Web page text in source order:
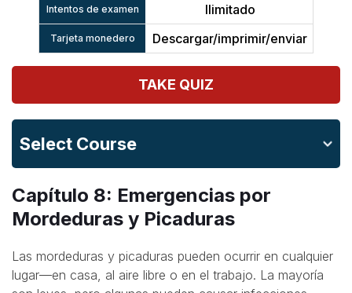
Intentos de examen Ilimitado
Tarjeta monedero Descargar/imprimir/enviar
TAKE QUIZ
Select Course
Capítulo 8: Emergencias por
Mordeduras y Picaduras
Las mordeduras y picaduras pueden ocurrir en cualquier
lugar—en casa, al aire libre o en el trabajo. La mayoría